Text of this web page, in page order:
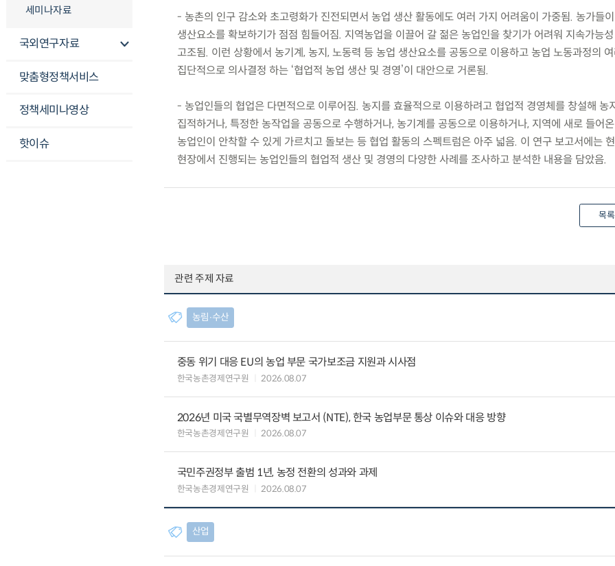
세미나자료
국외연구자료
맞춤형정책서비스
정책세미나영상
핫이슈
- 농촌의 인구 감소와 초고령화가 진전되면서 농업 생산 활동에도 여러 가지 어려움이 가중됨. 농가들
생산요소를 확보하기가 점점 힘들어짐. 지역농업을 이끌어 갈 젊은 농업인을 찾기가 어려워 지속가능
고조됨. 이런 상황에서 농기계, 농지, 노동력 등 농업 생산요소를 공동으로 이용하고 농업 노동과정의
집단적으로 의사결정 하는 ‘협업적 농업 생산 및 경영’이 대안으로 거론됨.
- 농업인들의 협업은 다면적으로 이루어짐. 농지를 효율적으로 이용하려고 협업적 경영체를 창설해 농
집적하거나, 특정한 농작업을 공동으로 수행하거나, 농기계를 공동으로 이용하거나, 지역에 새로 들어
농업인이 안착할 수 있게 가르치고 돌보는 등 협업 활동의 스펙트럼은 아주 넓음. 이 연구 보고서에는
현장에서 진행되는 농업인들의 협업적 생산 및 경영의 다양한 사례를 조사하고 분석한 내용을 담았음.
목
관련 주제 자료
농림∙수산
중동 위기 대응 EU의 농업 부문 국가보조금 지원과 시사점
한국농촌경제연구원 2026.08.07
2026년 미국 국별무역장벽 보고서 (NTE), 한국 농업부문 통상 이슈와 대응 방향
한국농촌경제연구원 2026.08.07
국민주권정부 출범 1년, 농정 전환의 성과와 과제
한국농촌경제연구원 2026.08.07
산업